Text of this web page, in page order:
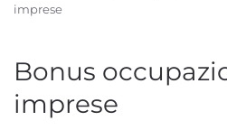
imprese
Bonus
imprese